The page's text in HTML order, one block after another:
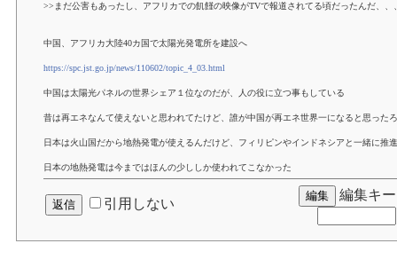
>>まだ公害もあったし、アフリカでの飢饉の映像がTVで報道されてる頃だったんだ、、、
中国、アフリカ大陸40カ国で太陽光発電所を建設へ
https://spc.jst.go.jp/news/110602/topic_4_03.html
中国は太陽光パネルの世界シェア１位なのだが、人の役に立つ事もしている
昔は再エネなんて使えないと思われてたけど、誰が中国が再エネ世界一になると思った
日本は火山国だから地熱発電が使えるんだけど、フィリピンやインドネシアと一緒に推
日本の地熱発電は今まではほんの少ししか使われてこなかった
引用しない
編集キー